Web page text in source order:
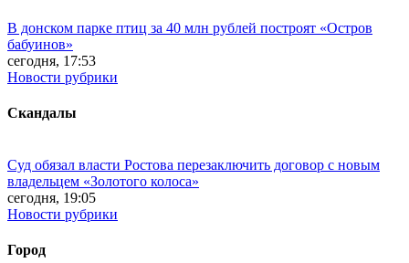
В донском парке птиц за 40 млн рублей построят «Остров
бабуинов»
сегодня, 17:53
Новости рубрики
Скандалы
Суд обязал власти Ростова перезаключить договор с новым
владельцем «Золотого колоса»
сегодня, 19:05
Новости рубрики
Город